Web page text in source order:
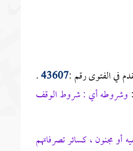
في الفتوى رقم :43607
.
وشروطه أي : شروط الوقف
مجنون ، كسائر تصرفاتهم